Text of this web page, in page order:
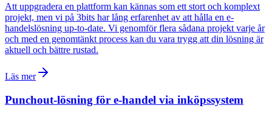
Att uppgradera en plattform kan kännas som ett stort och komplext
projekt, men vi på 3bits har lång erfarenhet av att hålla en e-
handelslösning up-to-date. Vi genomför flera sådana projekt varje år
och med en genomtänkt process kan du vara trygg att din lösning är
aktuell och bättre rustad.
Läs mer
Punchout-lösning för e-handel via inköpssystem